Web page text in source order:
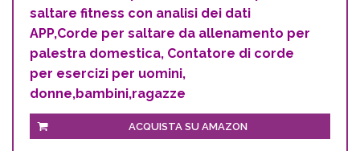
saltare fitness con analisi dei dati
APP,Corde per saltare da allenamento per
palestra domestica, Contatore di corde
per esercizi per uomini,
donne,bambini,ragazze
ACQUISTA SU AMAZON